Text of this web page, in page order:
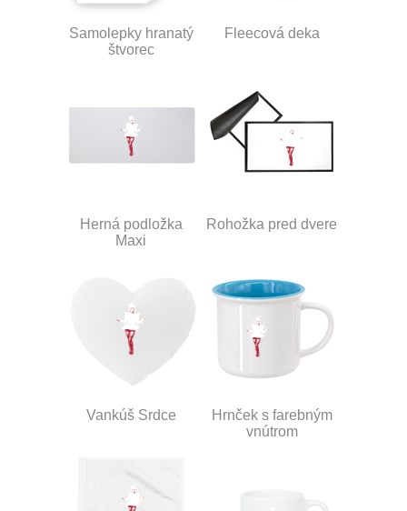
Samolepky hranatý
štvorec
Fleecová deka
Herná podložka
Maxi
Rohožka pred dvere
Vankúš Srdce
Hrnček s farebným
vnútrom